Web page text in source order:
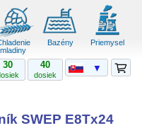
mladiny
Bazény Priemysel
30 40
dosiek
SWEP E8Tx24
▼